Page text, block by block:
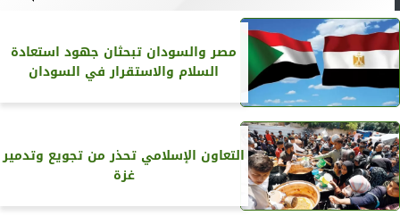
مصر والسودان تبحثان جهود استعادة
السلام والاستقرار في السودان
التعاون الإسلامي تحذر من تجويع وتدمير
غزة